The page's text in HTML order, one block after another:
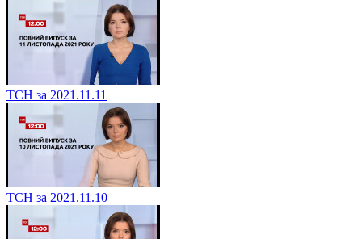
ТСН за 2021.11.11
ТСН за 2021.11.10